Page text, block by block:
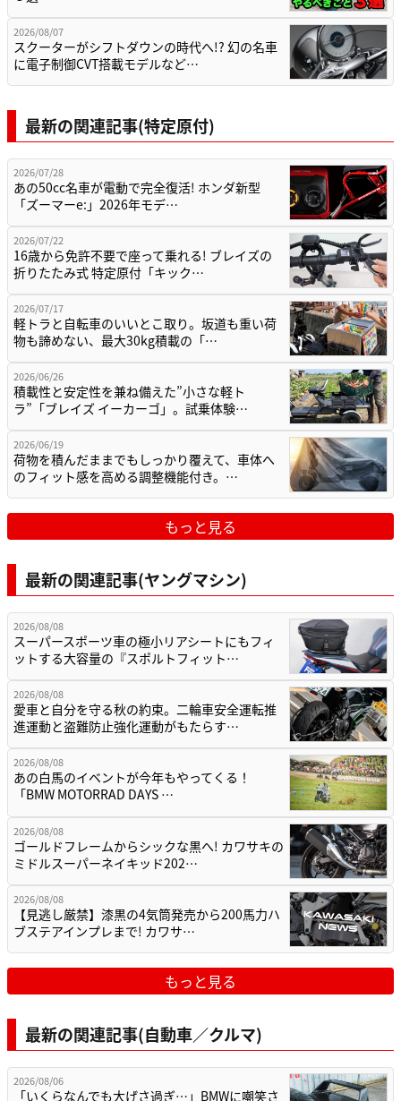
2026/08/07
スクーターがシフトダウンの時代へ!? 幻の名車
に電子制御CVT搭載モデルなど…
最新の関連記事(特定原付)
2026/07/28
あの50cc名車が電動で完全復活! ホンダ新型
「ズーマーe:」2026年モデ…
2026/07/22
16歳から免許不要で座って乗れる! ブレイズの
折りたたみ式 特定原付「キック…
2026/07/17
軽トラと自転車のいいとこ取り。坂道も重い荷
物も諦めない、最大30kg積載の「…
2026/06/26
積載性と安定性を兼ね備えた”小さな軽ト
ラ”「ブレイズ イーカーゴ」。試乗体験…
2026/06/19
荷物を積んだままでもしっかり覆えて、車体へ
のフィット感を高める調整機能付き。…
もっと見る
最新の関連記事(ヤングマシン)
2026/08/08
スーパースポーツ車の極小リアシートにもフィ
ットする大容量の『スポルトフィット…
2026/08/08
愛車と自分を守る秋の約束。二輪車安全運転推
進運動と盗難防止強化運動がもたらす…
2026/08/08
あの白馬のイベントが今年もやってくる！
「BMW MOTORRAD DAYS …
2026/08/08
ゴールドフレームからシックな黒へ! カワサキの
ミドルスーパーネイキッド202…
2026/08/08
【見逃し厳禁】漆黒の4気筒発売から200馬力ハ
ブステアインプレまで! カワサ…
もっと見る
最新の関連記事(自動車／クルマ)
2026/08/06
「いくらなんでも大げさ過ぎ…」BMWに嘲笑さ